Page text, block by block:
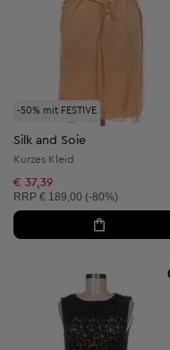
-50% mit FESTIVE
Silk and Soie
Kurzes Kleid
€ 37,39
Unverbindliche Preisempfehlung:
RRP € 189,00 (-80%)